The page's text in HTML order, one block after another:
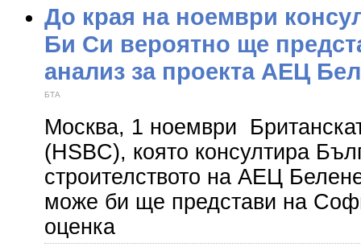
До края на ноември
Би Си вероятно ще
анализ за проекта АЕЦ
БТА
Москва, 1 ноември
(HSBC), която консултира
строителството на АЕЦ
може би ще представи на
оценка